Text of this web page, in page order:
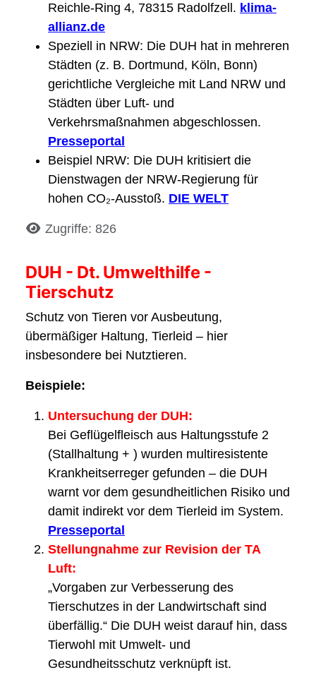
Reichle-Ring 4, 78315 Radolfzell. klima-
allianz.de
Speziell in NRW: Die DUH hat in mehreren
Städten (z. B. Dortmund, Köln, Bonn)
gerichtliche Vergleiche mit Land NRW und
Städten über Luft- und
Verkehrsmaßnahmen abgeschlossen.
Presseportal
Beispiel NRW: Die DUH kritisiert die
Dienstwagen der NRW-Regierung für
hohen CO₂-Ausstoß. DIE WELT
DetailsZugriffe: 826
DUH - Dt. Umwelthilfe -
Tierschutz
Schutz von Tieren vor Ausbeutung,
übermäßiger Haltung, Tierleid – hier
insbesondere bei Nutztieren.
Beispiele:
Untersuchung der DUH:
Bei Geflügelfleisch aus Haltungsstufe 2
(Stallhaltung + ) wurden multiresistente
Krankheitserreger gefunden – die DUH
warnt vor dem gesundheitlichen Risiko und
damit indirekt vor dem Tierleid im System.
Presseportal
Stellungnahme zur Revision der TA
Luft:
„Vorgaben zur Verbesserung des
Tierschutzes in der Landwirtschaft sind
überfällig.“ Die DUH weist darauf hin, dass
Tierwohl mit Umwelt- und
Gesundheitsschutz verknüpft ist.